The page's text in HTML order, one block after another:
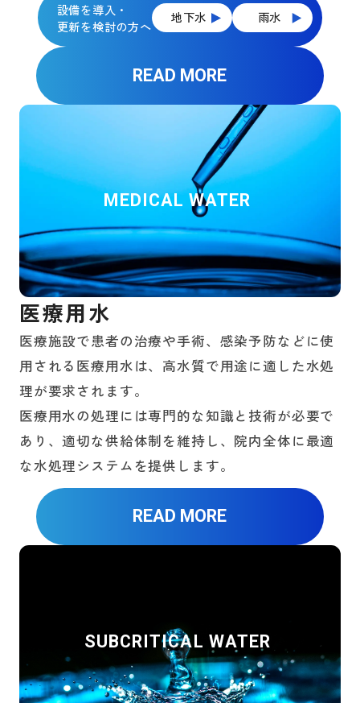
設備を導入・
更新を検討の方へ
地下水 雨水
READ MORE
MEDICAL WATER
医療用水
医療施設で患者の治療や手術、感染予防などに使
用される医療用水は、高水質で用途に適した水処
理が要求されます。
医療用水の処理には専門的な知識と技術が必要で
あり、適切な供給体制を維持し、院内全体に最適
な水処理システムを提供します。
READ MORE
SUBCRITICAL WATER